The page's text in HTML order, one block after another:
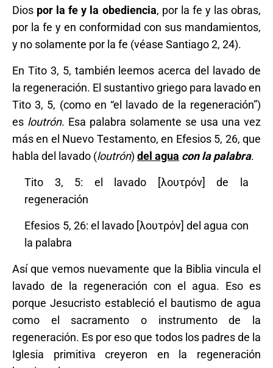
Dios por la fe y la obediencia, por la fe y las obras,
por la fe y en conformidad con sus mandamientos,
y no solamente por la fe (véase Santiago 2, 24).
En Tito 3, 5, también leemos acerca del lavado de
la regeneración. El sustantivo griego para lavado en
Tito 3, 5, (como en “el lavado de la regeneración”)
es loutrón. Esa palabra solamente se usa una vez
más en el Nuevo Testamento, en Efesios 5, 26, que
habla del lavado (loutrón) del agua con la palabra.
Tito 3, 5: el lavado [λουτρόν] de la
regeneración
Efesios 5, 26: el lavado [λουτρόν] del agua con
la palabra
Así que vemos nuevamente que la Biblia vincula el
lavado de la regeneración con el agua. Eso es
porque Jesucristo estableció el bautismo de agua
como el sacramento o instrumento de la
regeneración. Es por eso que todos los padres de la
Iglesia primitiva creyeron en la regeneración